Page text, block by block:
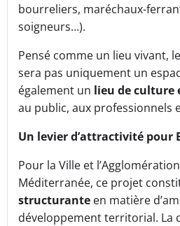
bourreliers, maréchaux-
soigneurs…).
Pensé comme un lieu vivant,
sera pas uniquement un
également un lieu de culture
au public, aux professionnels
Un levier d’attractivité pour
Pour la Ville et
Méditerranée, ce projet
structurante en matière
développement territorial. La